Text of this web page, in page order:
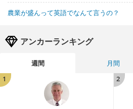
農業が盛んって英語でなんて言うの？
アンカーランキング
週間 月間
1
2